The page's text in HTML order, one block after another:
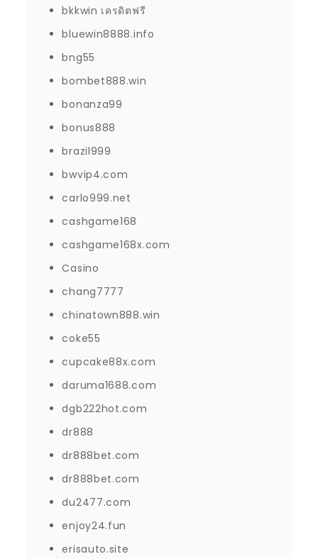
bkkwin เครดิตฟรี
bluewin8888.info
bng55
bombet888.win
bonanza99
bonus888
brazil999
bwvip4.com
carlo999.net
cashgame168
cashgame168x.com
Casino
chang7777
chinatown888.win
coke55
cupcake88x.com
daruma1688.com
dgb222hot.com
dr888
dr888bet.com
dr888bet.com
du2477.com
enjoy24.fun
erisauto.site